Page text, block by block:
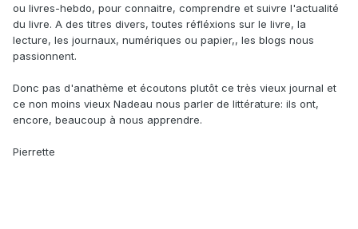
ou livres-hebdo, pour connaitre, comprendre et suivre l'actualité
du livre. A des titres divers, toutes réfléxions sur le livre, la
lecture, les journaux, numériques ou papier,, les blogs nous
passionnent.
Donc pas d'anathème et écoutons plutôt ce très vieux journal et
ce non moins vieux Nadeau nous parler de littérature: ils ont,
encore, beaucoup à nous apprendre.
Pierrette